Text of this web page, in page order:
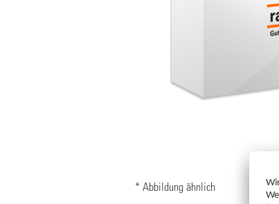
* Abbildung ähnlich